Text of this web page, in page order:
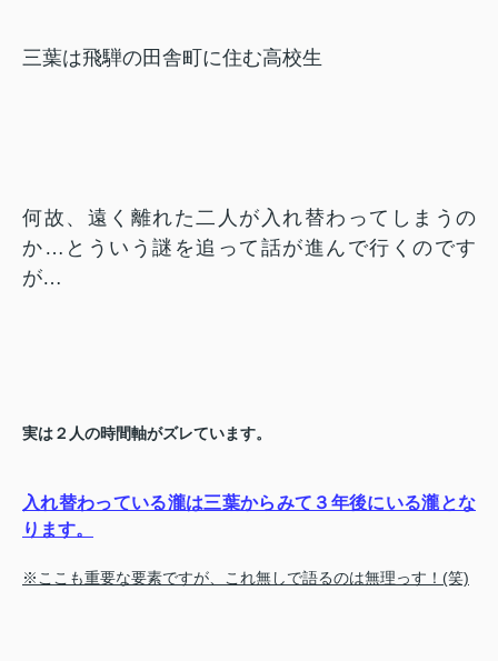
三葉は飛騨の田舎町に住む高校生
何故、遠く離れた二人が入れ替わってしまうの
か…とういう謎を追って話が進んで行くのです
が…
実は２人の時間軸がズレています。
入れ替わっている瀧は三葉からみて３年後にいる瀧とな
ります。
※ここも重要な要素ですが、これ無しで語るのは無理っす！(笑)